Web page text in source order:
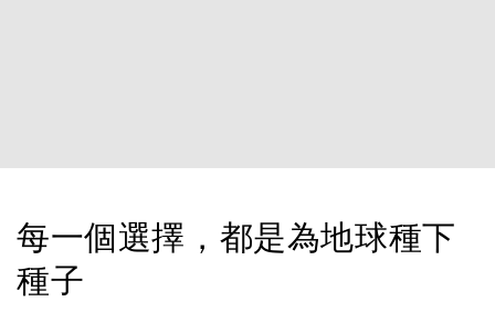
每一個選擇，都是為地球種下
種子